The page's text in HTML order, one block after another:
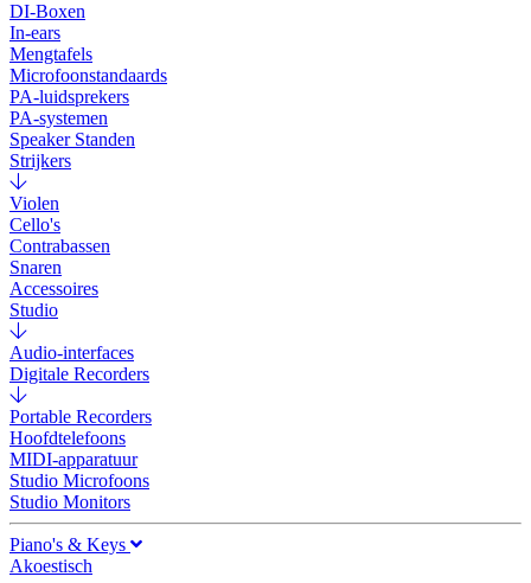
DI-Boxen
In-ears
Mengtafels
Microfoonstandaards
PA-luidsprekers
PA-systemen
Speaker Standen
Strijkers
Violen
Cello's
Contrabassen
Snaren
Accessoires
Studio
Audio-interfaces
Digitale Recorders
Portable Recorders
Hoofdtelefoons
MIDI-apparatuur
Studio Microfoons
Studio Monitors
Piano's & Keys
Akoestisch